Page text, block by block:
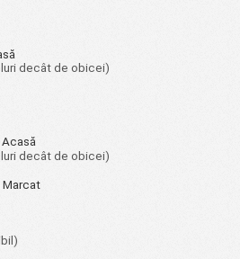
decât de obicei)
decât de obicei)
Marcat